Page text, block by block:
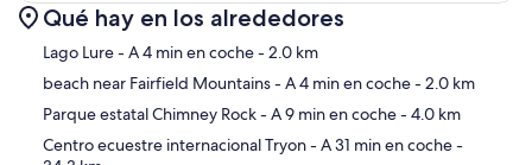
Mapa
Qué hay en los alrededores
Lago Lure- A 4 min en coche- 2.0 km
beach near Fairfield Mountains- A 4 min en coche- 2.0 km
Parque estatal Chimney Rock- A 9 min en coche- 4.0 km
Centro ecuestre internacional Tryon- A 31 min en coche-